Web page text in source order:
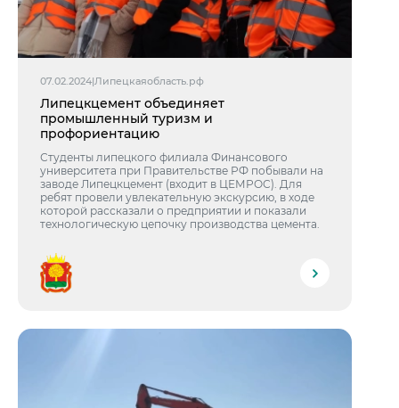
07.02.2024|Липецкаяобласть.рф
Липецкцемент объединяет
промышленный туризм и
профориентацию
Студенты липецкого филиала Финансового
университета при Правительстве РФ побывали на
заводе Липецкцемент (входит в ЦЕМРОС). Для
ребят провели увлекательную экскурсию, в ходе
которой рассказали о предприятии и показали
технологическую цепочку производства цемента.